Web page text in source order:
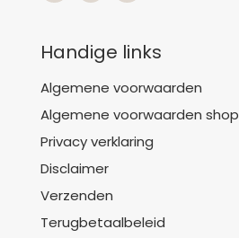
Handige links
Algemene voorwaarden
Algemene voorwaarden shop
Privacy verklaring
Disclaimer
Verzenden
Terugbetaalbeleid